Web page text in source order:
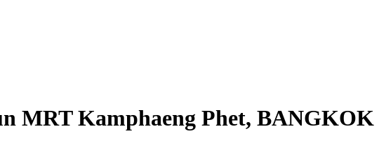
MRT Kamphaeng Phet, BANGKOK